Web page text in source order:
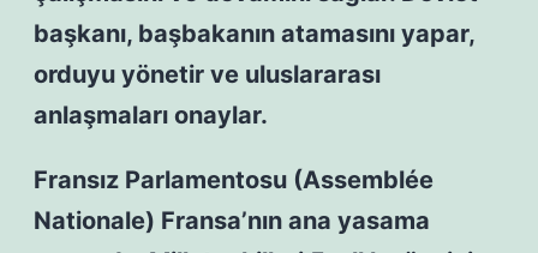
başkanı, başbakanın atamasını yapar,
orduyu yönetir ve uluslararası
anlaşmaları onaylar.
Fransız Parlamentosu (Assemblée
Nationale) Fransa’nın ana yasama